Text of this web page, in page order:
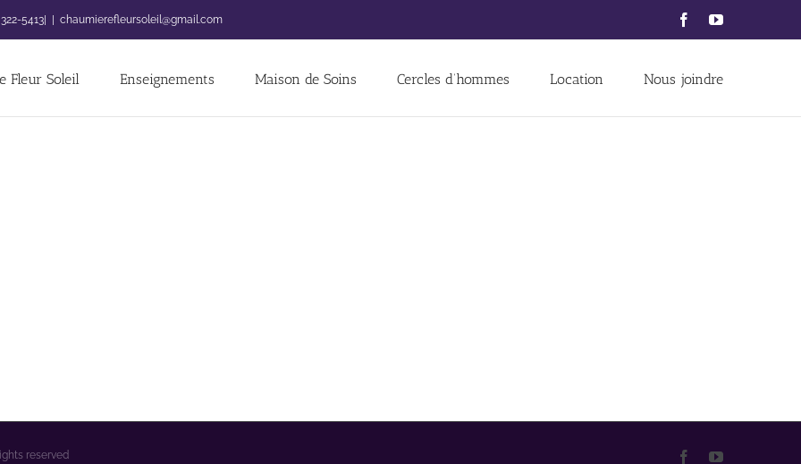
5413| chaumierefleursoleil@gmail.com FacebookYouTube
Fleur Soleil Enseignements Maison de Soins Cercles d’hommes Location Nous joindre
reserved FacebookYouTube